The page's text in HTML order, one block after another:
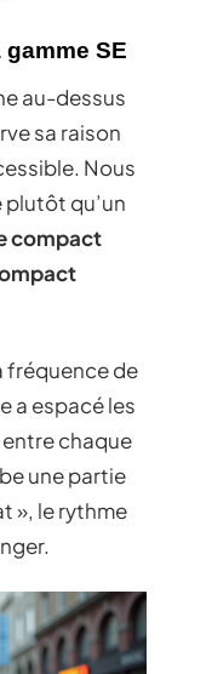
SE
au-dessus
sa raison
Nous
qu’un
compact
fréquence de
a espacé les
chaque
une partie
», le rythme